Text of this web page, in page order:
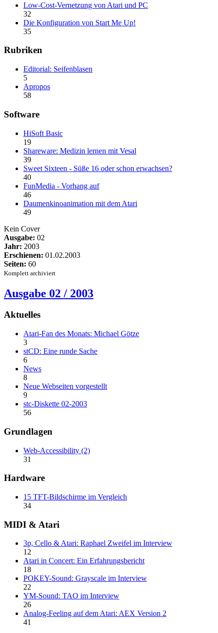
Low-Cost-Vernetzung von Atari und PC
32
Die Konfiguration von Start Me Up!
35
Rubriken
Editorial: Seifenblasen
5
Apropos
58
Software
HiSoft Basic
19
Shareware: Medizin lernen mit Vesal
39
Sweet Sixteen - Süße 16 oder schon erwachsen?
40
FunMedia - Vorhang auf
46
Daumenkinoanimation mit dem Atari
49
Kein Cover
Ausgabe: 02
Jahr: 2003
Erschienen: 01.02.2003
Seiten: 60
Komplett archiviert
Ausgabe 02 / 2003
Aktuelles
Atari-Fan des Monats: Michael Götze
3
stCD: Eine runde Sache
6
News
8
Neue Webseiten vorgestellt
9
stc-Diskette 02-2003
56
Grundlagen
Web-Accessibility (2)
31
Hardware
15 TFT-Bildschirme im Vergleich
34
MIDI & Atari
3p, Cello & Atari: Raphael Zweifel im Interview
12
Atari in Concert: Ein Erfahrungsbericht
18
POKEY-Sound: Grayscale im Interview
22
YM-Sound: TAO im Interview
26
Analog-Feeling auf dem Atari: AEX Version 2
41